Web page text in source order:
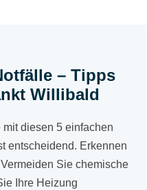
– Tipps
Willibald
diesen 5 einfachen
entscheidend. Erkennen
Sie chemische
Ihre Heizung